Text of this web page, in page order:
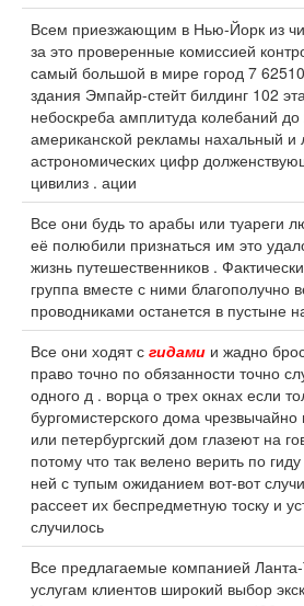
Всем приезжающим в Нью-Йорк из
за это проверенные комиссией
самый большой в мире город 7
здания Эмпайр-стейт билдинг 102
небоскреба амплитуда колебаний
американской рекламы нахальный
астрономических цифр
цивилиз . ации
Все они будь то арабы или туареги
её полюбили признаться им это
жизнь путешественников .
группа вместе с ними благополучно
проводниками останется в пустыне
Все они ходят с гидами и жадно
право точно по обязанности точно
одного д . ворца о трех окнах если
бургомистерского дома
или петербургский дом глазеют на
потому что так велено верить по
ней с тупым ожиданием вот-вот
рассеет их беспредметную тоску и
случилось
Все предлагаемые компанией
услугам клиентов широкий выбор